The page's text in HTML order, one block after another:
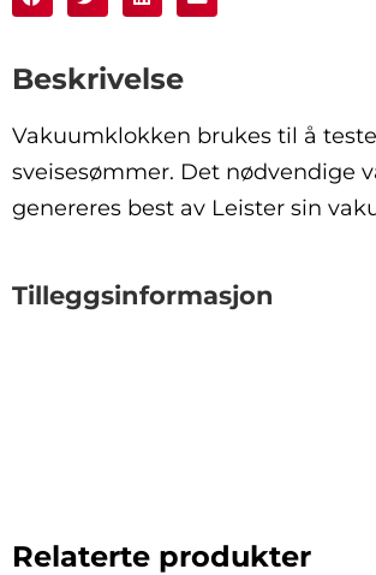
Beskrivelse
Vakuumklokken brukes til å teste
sveisesømmer. Det nødvendige
genereres best av Leister sin
Tilleggsinformasjon
Relaterte produkter